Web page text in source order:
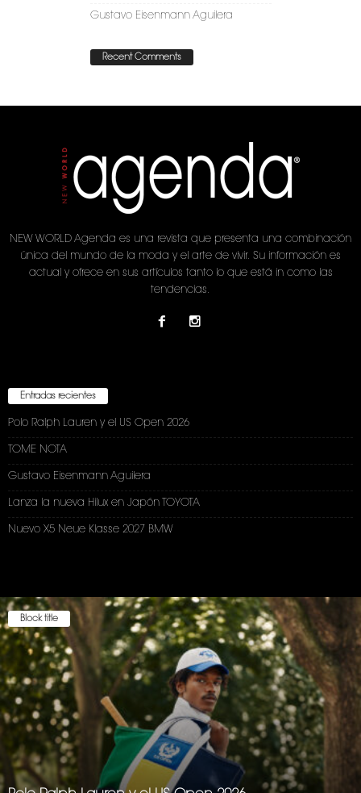
Gustavo Eisenmann Aguilera
Recent Comments
NEW WORLD Agenda es una revista que presenta una combinación
única del mundo de la moda y el arte de vivir. Su información es
actual y ofrece en sus artículos tanto lo que está in como las
tendencias.
Entradas recientes
Polo Ralph Lauren y el US Open 2026
TOME NOTA
Gustavo Eisenmann Aguilera
Lanza la nueva Hilux en Japón TOYOTA
Nuevo X5 Neue Klasse 2027 BMW
Block title